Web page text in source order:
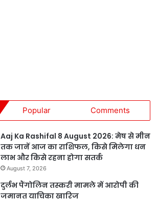
Popular Comments
Aaj Ka Rashifal 8 August 2026: मेष से मीन
तक जानें आज का राशिफल, किसे मिलेगा धन
लाभ और किसे रहना होगा सतर्क
August 7, 2026
दुर्लभ पैंगोलिन तस्करी मामले में आरोपी की
जमानत याचिका खारिज